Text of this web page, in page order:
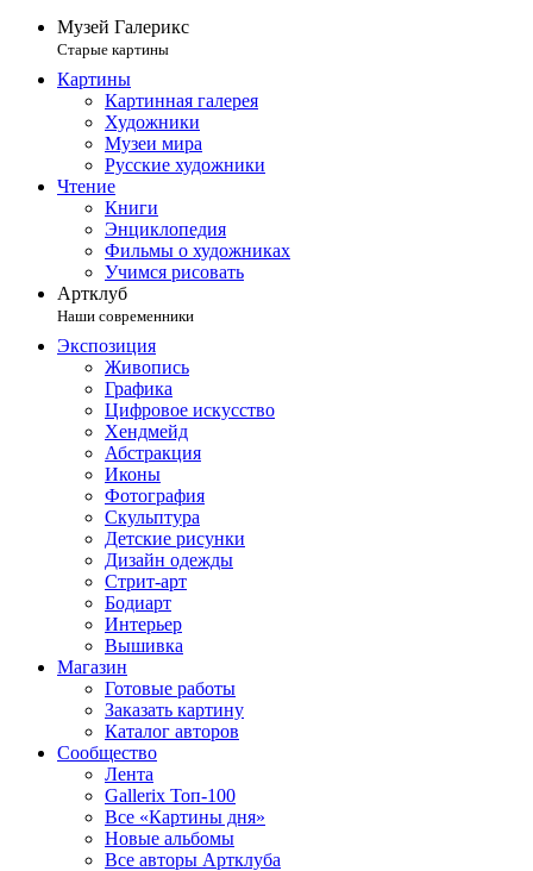
Музей Галерикс
Старые картины
Картины
Картинная галерея
Художники
Музеи мира
Русские художники
Чтение
Книги
Энциклопедия
Фильмы о художниках
Учимся рисовать
Артклуб
Наши современники
Экспозиция
Живопись
Графика
Цифровое искусство
Хендмейд
Абстракция
Иконы
Фотография
Скульптура
Детские рисунки
Дизайн одежды
Стрит-арт
Бодиарт
Интерьер
Вышивка
Магазин
Готовые работы
Заказать картину
Каталог авторов
Сообщество
Лента
Gallerix Топ-100
Все «Картины дня»
Новые альбомы
Все авторы Артклуба